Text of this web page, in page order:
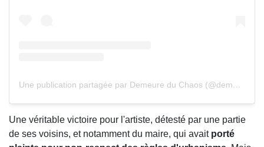
Une publication partagée par Demeure du Chaos (@demeureduchaos)
Une véritable victoire pour l'artiste, détesté par une partie
de ses voisins, et notamment du maire, qui avaitporté